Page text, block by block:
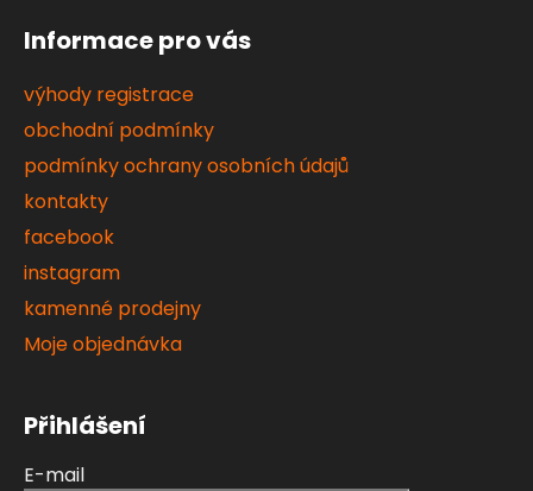
Informace pro vás
výhody registrace
obchodní podmínky
podmínky ochrany osobních údajů
kontakty
facebook
instagram
kamenné prodejny
Moje objednávka
Přihlášení
E-mail